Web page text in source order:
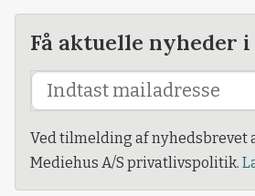
Få aktuelle nyheder
Ved tilmelding af nyhedsbrevet
Mediehus A/S privatlivspolitik.